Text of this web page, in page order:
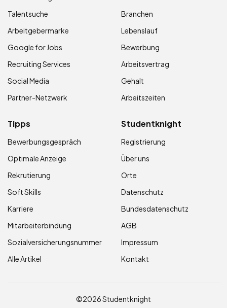
Talentsuche
Arbeitgebermarke
Google for Jobs
Recruiting Services
Social Media
Partner-Netzwerk
Branchen
Lebenslauf
Bewerbung
Arbeitsvertrag
Gehalt
Arbeitszeiten
Tipps
Bewerbungsgespräch
Optimale Anzeige
Rekrutierung
Soft Skills
Karriere
Mitarbeiterbindung
Sozialversicherungsnummer
Alle Artikel
Studentknight
Registrierung
Über uns
Orte
Datenschutz
Bundesdatenschutz
AGB
Impressum
Kontakt
©2026 Studentknight